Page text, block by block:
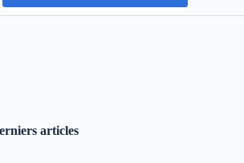
articles